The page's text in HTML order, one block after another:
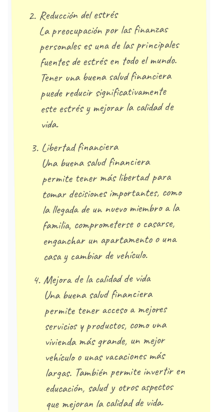
Reducción del estrés
La preocupación por las finanzas
personales es una de las principales
fuentes de estrés en todo el mundo.
Tener una buena salud financiera
puede reducir significativamente
este estrés y mejorar la calidad de
vida.
Libertad financiera
Una buena salud financiera
permite tener más libertad para
tomar decisiones importantes, como
la llegada de un nuevo miembro a la
familia, comprometerse o casarse,
enganchar un apartamento o una
casa y cambiar de vehículo.
Mejora de la calidad de vida
Una buena salud financiera
permite tener acceso a mejores
servicios y productos, como una
vivienda más grande, un mejor
vehículo o unas vacaciones más
largas. También permite invertir en
educación, salud y otros aspectos
que mejoran la calidad de vida.